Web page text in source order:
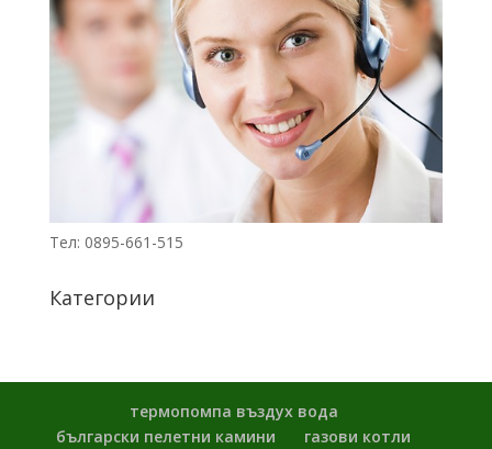
Тел: 0895-661-515
Категории
термопомпа въздух вода
български пелетни камини
газови котли